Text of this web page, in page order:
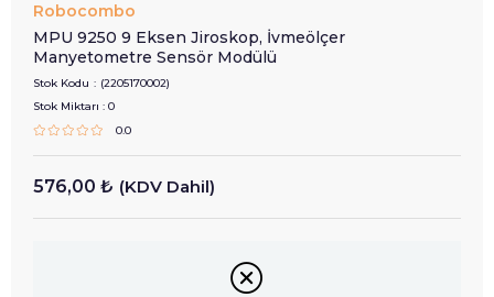
Robocombo
MPU 9250 9 Eksen Jiroskop, İvmeölçer
Manyetometre Sensör Modülü
Stok Kodu
(2205170002)
Stok Miktarı : 0
0.0
576,00 ₺ (KDV Dahil)